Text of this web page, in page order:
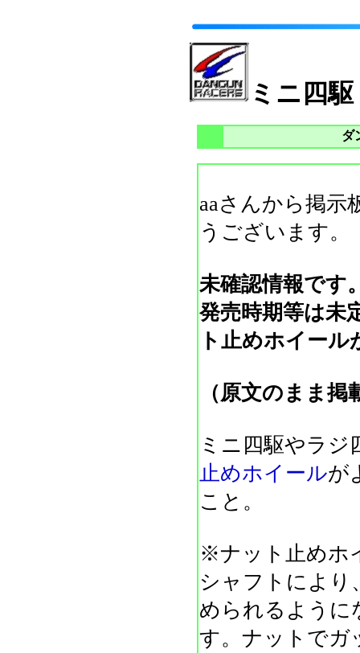
ミニ四
ダ
aaさんから掲示
うございます。
未確認情報です
発売時期等は未
ト止めホイー
（原文のまま掲
ミニ四駆やラ
止めホイールが
こと。
※ナット止めホ
シャフトにより
められるように
す。ナットでガ